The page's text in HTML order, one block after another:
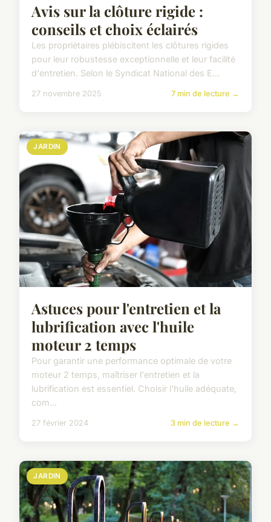
Avis sur la clôture rigide :
conseils et choix éclairés
Les propriétaires plébiscitent les clôtures rigides
pour leur robustesse exceptionnelle et leur facilité
d'entretien. Selon le Syndicat National des E...
27 novembre 2025 7 min de lecture →
JARDIN
Astuces pour l'entretien et la
lubrification avec l'huile
moteur 2 temps
Pour garantir une performance optimale de votre
moteur 2 temps, maîtriser l'entretien et la
lubrification est essentiel. Choisir l'huile adéquate,
com...
27 février 2024 3 min de lecture →
JARDIN